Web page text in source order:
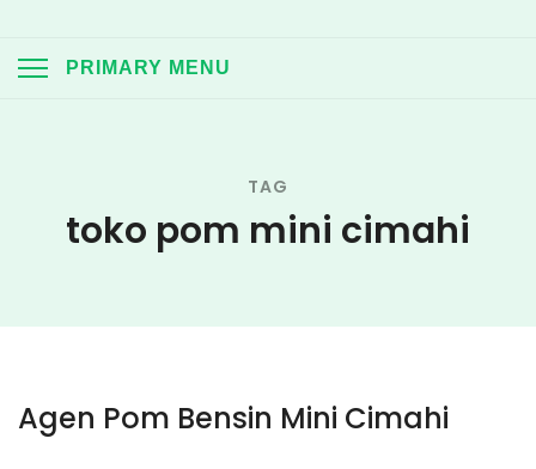
PRIMARY MENU
TAG
toko pom mini cimahi
Agen Pom Bensin Mini Cimahi